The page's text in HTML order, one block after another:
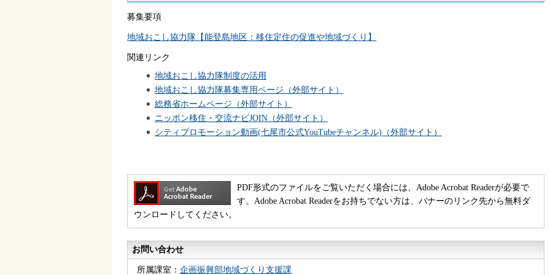
募集要項
地域おこし協力隊【能登島地区：移住定住の促進や地域づくり】
関連リンク
地域おこし協力隊制度の活用
地域おこし協力隊募集専用ページ（外部サイト）
総務省ホームページ（外部サイト）
ニッポン移住・交流ナビJOIN（外部サイト）
シティプロモーション動画(七尾市公式YouTubeチャンネル)（外部サイト）
PDF形式のファイルをご覧いただく場合には、Adobe Acrobat Readerが必要で
す。Adobe Acrobat Readerをお持ちでない方は、バナーのリンク先から無料ダ
ウンロードしてください。
お問い合わせ
所属課室： 企画振興部地域づくり支援課